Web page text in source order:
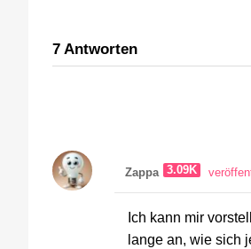
7 Antworten
Zappa 3.09K
Ich kann mir
lange an, wie sich